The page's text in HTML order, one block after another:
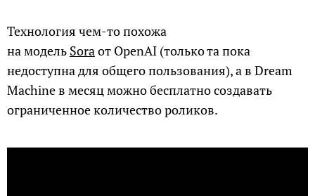
Технология чем-то похожа
на модель Soraот OpenAI (только та пока
недоступна для общего пользования), а в Dream
Machine в месяц можно бесплатно создавать
ограниченное количество роликов.